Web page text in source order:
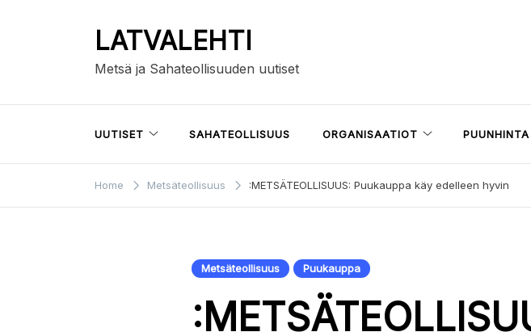
LATVALEHTI
Metsä ja Sahateollisuuden uutiset
UUTISET SAHATEOLLISUUS ORGANISAATIOT PUUNHINTA
Home Metsäteollisuus :METSÄTEOLLISUUS: Puukauppa käy edelleen hyvin
Metsäteollisuus Puukauppa